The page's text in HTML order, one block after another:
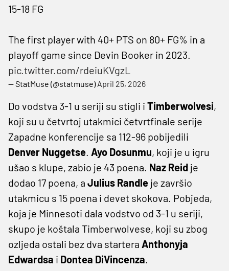
15-18 FG
The first player with 40+ PTS on 80+ FG% in a
playoff game since Devin Booker in 2023.
pic.twitter.com/rdeiuKVgzL
— StatMuse (@statmuse)April 25, 2026
Do vodstva 3-1 u seriji su stigli i Timberwolvesi,
koji su u četvrtoj utakmici četvrtfinale serije
Zapadne konferencije sa 112-96 pobijedili
Denver Nuggetse. Ayo Dosunmu, koji je u igru
ušao s klupe, zabio je 43 poena. Naz Reid je
dodao 17 poena, a Julius Randle je završio
utakmicu s 15 poena i devet skokova. Pobjeda,
koja je Minnesoti dala vodstvo od 3-1 u seriji,
skupo je koštala Timberwolvese, koji su zbog
ozljeda ostali bez dva startera Anthonyja
Edwardsa i Dontea DiVincenza.